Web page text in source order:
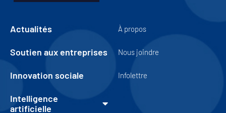
Actualités
Soutien aux entreprises
Innovation sociale
Intelligence
artificielle
À propos
Nous joindre
Infolettre